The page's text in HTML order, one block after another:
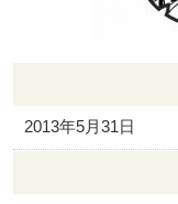
2013年5月31日